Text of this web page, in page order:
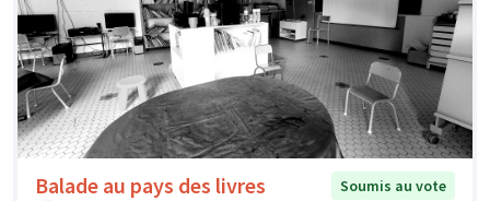
Balade au pays des livres
Soumis au vote